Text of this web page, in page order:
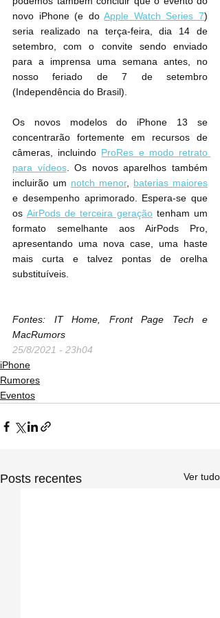
novo iPhone (e do Apple Watch Series 7)
seria realizado na terça-feira, dia 14 de
setembro, com o convite sendo enviado
para a imprensa uma semana antes, no
nosso feriado de 7 de setembro
(Independência do Brasil).
Os novos modelos do ‌iPhone 13‌ se
concentrarão fortemente em recursos de
câmeras, incluindo ProRes e modo retrato
para vídeos. Os novos aparelhos também
incluirão um notch menor, baterias maiores
e desempenho aprimorado. Espera-se que
AirPods‌ de terceira geração tenham um
formato semelhante aos AirPods Pro,
apresentando uma nova case, uma haste
mais curta e talvez pontas de orelha
substituíveis.
Fontes: IT Home, Front Page Tech e
MacRumors
25/8/2021 - 23h04
iPhone
Rumores
Eventos
Posts recentes Ver tudo